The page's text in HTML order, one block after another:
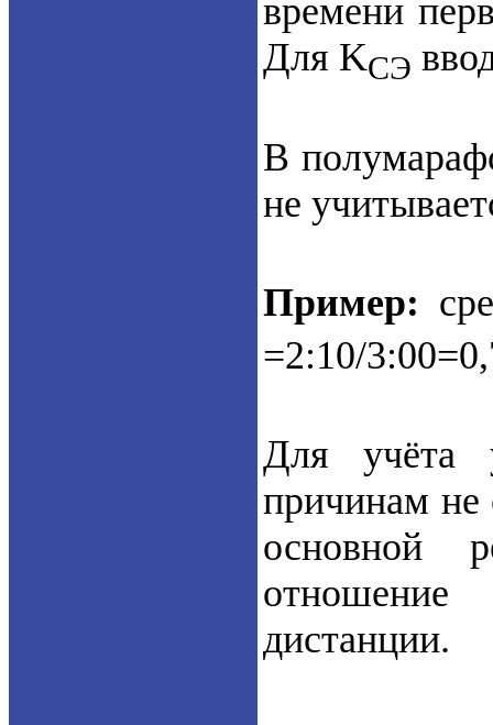
времени
Для KСЭ
В
не
Пример:
=2:10/
Для учёта
причинам не
основной
дистанции.